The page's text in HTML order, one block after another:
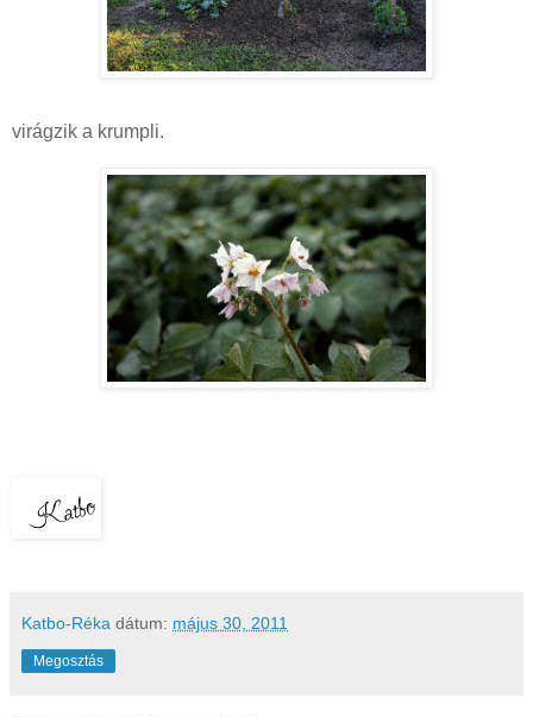
virágzik a krumpli.
Katbo-Réka dátum: május 30, 2011
Megosztás